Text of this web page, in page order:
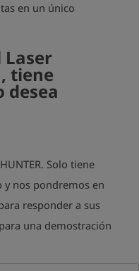
en un único
Laser
tiene
desea
Solo tiene
nos pondremos en
responder a sus
una demostración